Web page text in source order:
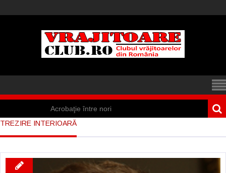
Acrobaţie între nori
Iisus a apărut într-
Marea vânătoare
TREZIRE INTERIOARĂ